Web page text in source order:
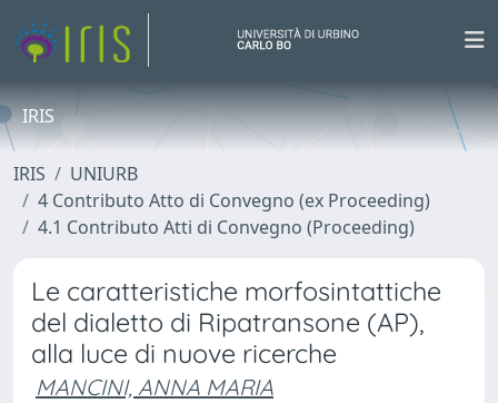
IRIS
IRIS
UNIURB
4 Contributo Atto di Convegno (ex Proceeding)
4.1 Contributo Atti di Convegno (Proceeding)
Le caratteristiche morfosintattiche
del dialetto di Ripatransone (AP),
alla luce di nuove ricerche
MANCINI, ANNA MARIA